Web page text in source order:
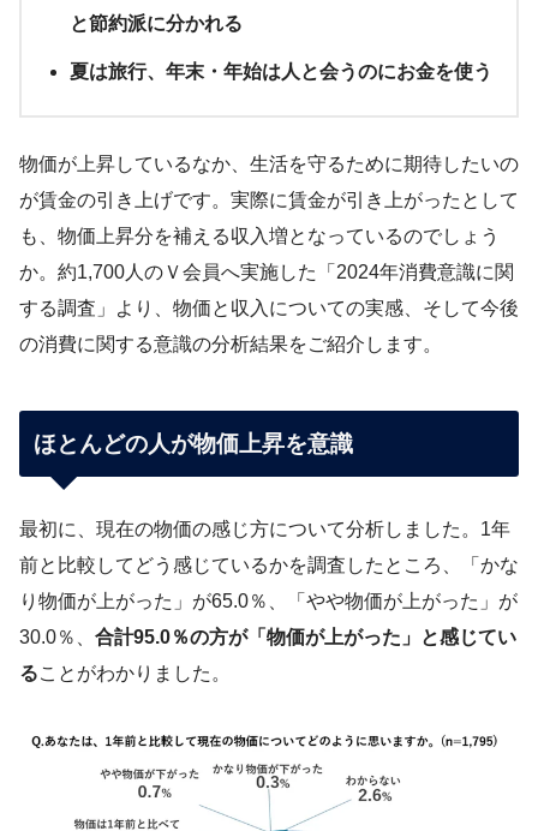
と節約派に分かれる
夏は旅行、年末・年始は人と会うのにお金を使う
物価が上昇しているなか、生活を守るために期待したいの
が賃金の引き上げです。実際に賃金が引き上がったとして
も、物価上昇分を補える収入増となっているのでしょう
か。約1,700人のＶ会員へ実施した「2024年消費意識に関
する調査」より、物価と収入についての実感、そして今後
の消費に関する意識の分析結果をご紹介します。
ほとんどの人が物価上昇を意識
最初に、現在の物価の感じ方について分析しました。1年
前と比較してどう感じているかを調査したところ、「かな
り物価が上がった」が65.0％、「やや物価が上がった」が
30.0％、 合計95.0％の方が「物価が上がった」と感じてい
ることがわかりました。